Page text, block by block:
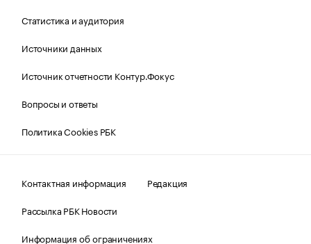
Статистика и аудитория
Источники данных
Источник отчетности Контур.Фокус
Вопросы и ответы
Политика Cookies РБК
Контактная информация
Редакция
Рассылка РБК Новости
Информация об ограничениях